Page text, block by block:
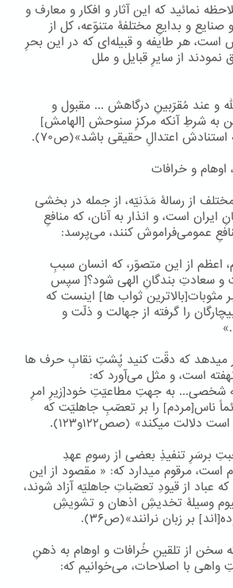
نمائید که این آثار و افکار و معارف و
و بدایعِ مختلفۀ متنوّعه، کل از
هر طایفه و قبیله‌ای که در این بحرِ
از سایرِ قبایل و ملل
و عند مُقرّبینِ درگاهش ... مقبول و
به شرطِ آنکه مرکزِ سنوحش [الهامش]
اعتدالِ حقیقی باشد»(ص۷۰).
و خرافات
از رسالۀ مَدَنیّه، از جمله در بخشی
ایران است، و انذار به آنان، که منافعِ
عمومی‌فراموش کنند، می‌پرسد:
اعظم از این متصوّر، که انسان سببِ
و سعادتِ بندگانِ الهی شود؟[ سپس
مثوبات[بالاترین ثواب ها] اینست که
را گرفته از جهالت و ذلّت و
میدهد که دقّت کنید پُشتِ نقابِ حرف ها
است، و مثل می‌آورد که:
شخصی... به جهتِ مطاعیّتِ خود[زیرِ امرِ
ناس[مردم] را بر تعصّبِ جاهلیّت که
دلالت میکند» (صص۱۲۲و۱۲۳).
برسَرِ تنفیذِ بعضی از رسومِ عهدِ
است، مرقوم میدارد که: « مقصود از این
عباد از قیودِ تعصّباتِ جاهلیّه آزاد شوند،
وسیلۀ تخدیشِ اذهان و تشویشِ
بر زبان نرانند»(ص۳۶).
سخن از تلقینِ خُرافات و اوهام به ذهنِ
واهی با اصلاحات، می‌خوانیم که: